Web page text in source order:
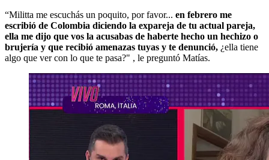
“Militta me escuchás un poquito, por favor... en febrero me
escribió de Colombia diciendo la expareja de tu actual pareja,
ella me dijo que vos la acusabas de haberte hecho un hechizo o
brujería y que recibió amenazas tuyas y te denunció, ¿ella tiene
algo que ver con lo que te pasa?" , le preguntó Matías.